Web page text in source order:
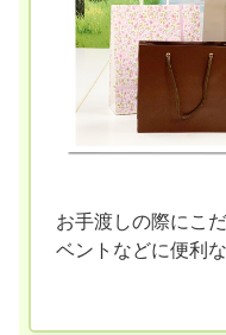
お手渡しの際にこ
ベントなどに便利